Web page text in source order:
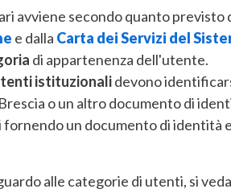
avviene secondo quanto previsto
e dalla Carta dei Servizi del
di appartenenza dell'utente.
istituzionalidevono
o un altro documento di
un documento di identità
alle categorie di utenti, si